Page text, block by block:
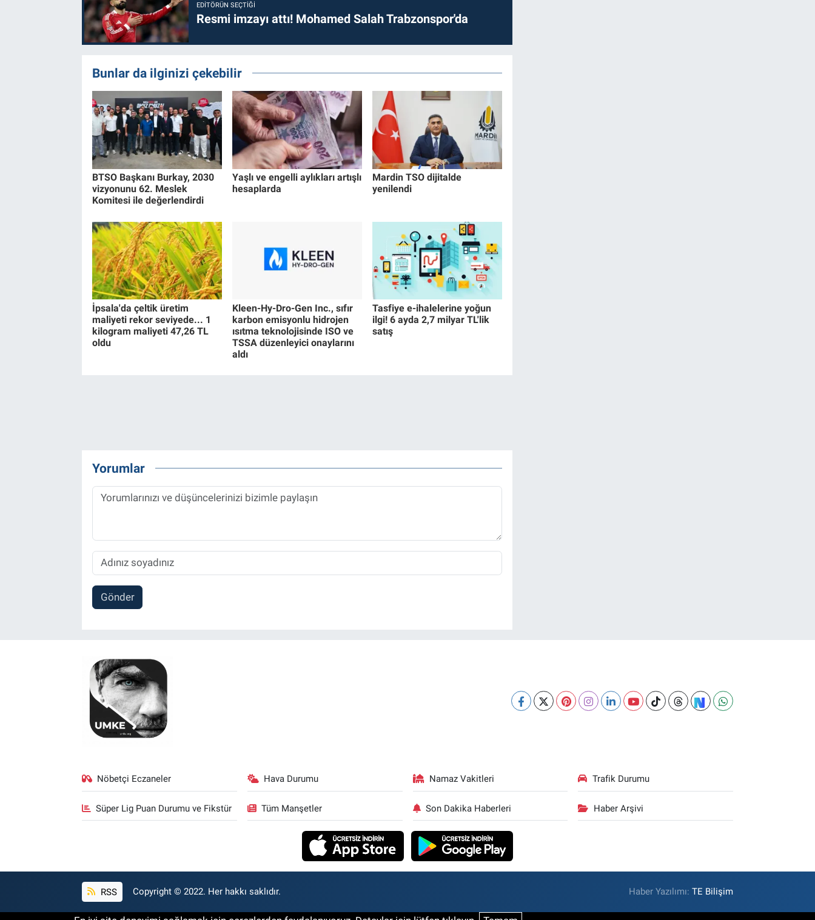
EDITÖRÜN SEÇTIĞI
Resmi imzayı attı! Mohamed Salah Trabzonspor'da
Bunlar da ilginizi çekebilir
BTSO Başkanı Burkay, 2030
vizyonunu 62. Meslek
Komitesi ile değerlendirdi
Yaşlı ve engelli aylıkları artışlı
hesaplarda
Mardin TSO dijitalde
yenilendi
İpsala'da çeltik üretim
maliyeti rekor seviyede... 1
kilogram maliyeti 47,26 TL
oldu
Kleen-Hy-Dro-Gen Inc., sıfır
karbon emisyonlu hidrojen
ısıtma teknolojisinde ISO ve
TSSA düzenleyici onaylarını
aldı
Tasfiye e-ihalelerine yoğun
ilgi! 6 ayda 2,7 milyar TL'lik
satış
Yorumlar
Gönder
Nöbetçi Eczaneler Hava Durumu Namaz Vakitleri Trafik Durumu
Süper Lig Puan Durumu ve Fikstür Tüm Manşetler Son Dakika Haberleri Haber Arşivi
RSS Copyright © 2022. Her hakkı saklıdır. Haber Yazılımı:TE Bilişim